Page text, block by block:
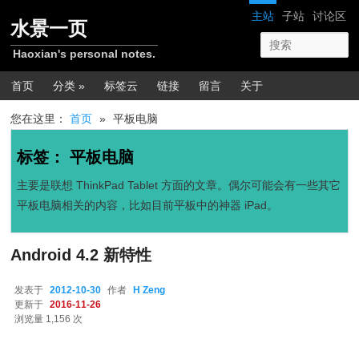
网站导航
主站 子站 讨论区
水景一页
Haoxian's personal notes.
主菜单
首页 分类 » 标签云 链接 留言 关于
您在这里：首页 » 平板电脑
标签：平板电脑
主要是联想 ThinkPad Tablet 方面的文章。偶尔可能会有一些其它
平板电脑相关的内容，比如目前平板中的神器 iPad。
Android 4.2 新特性
发表于 2012-10-30 作者
H Zeng
更新于
2016-11-26
浏览量 1,156 次